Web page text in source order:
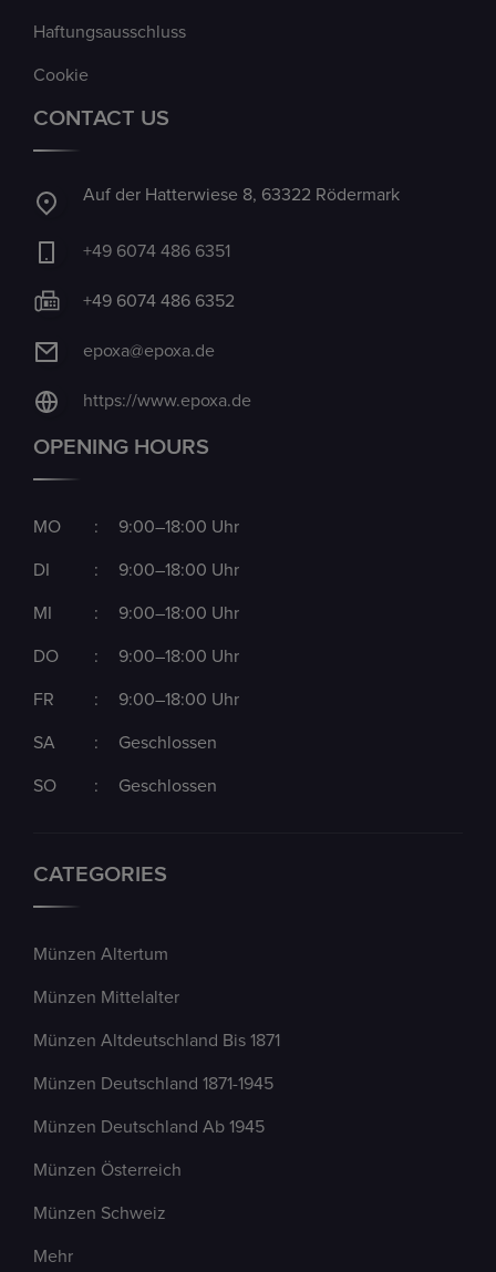
Haftungsausschluss
Cookie
CONTACT US
Auf der Hatterwiese 8, 63322 Rödermark
+49 6074 486 6351
+49 6074 486 6352
epoxa@epoxa.de
https://www.epoxa.de
OPENING HOURS
MO : 9:00–18:00 Uhr
DI : 9:00–18:00 Uhr
MI : 9:00–18:00 Uhr
DO : 9:00–18:00 Uhr
FR : 9:00–18:00 Uhr
SA : Geschlossen
SO : Geschlossen
CATEGORIES
Münzen Altertum
Münzen Mittelalter
Münzen Altdeutschland Bis 1871
Münzen Deutschland 1871-1945
Münzen Deutschland Ab 1945
Münzen Österreich
Münzen Schweiz
Mehr